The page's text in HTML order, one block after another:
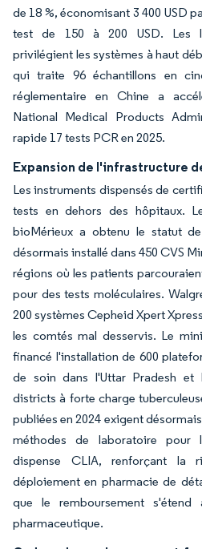
de 18 %, économisant 3 400 USD
test de 150 à 200 USD. Les
privilégient les systèmes à haut
qui traite 96 échantillons en
réglementaire en Chine a
National Medical Products
rapide 17 tests PCR en 2025.
Expansion de l'infrastructure
Les instruments dispensés de
tests en dehors des hôpitaux.
bioMérieux a obtenu le statut
désormais installé dans 450 CVS
régions où les patients
pour des tests moléculaires.
200 systèmes Cepheid Xpert
les comtés mal desservis. Le
financé l'installation de 600
de soin dans l'Uttar Pradesh et
districts à forte charge
publiées en 2024 exigent
méthodes de laboratoire pour
dispense CLIA, renforçant la
déploiement en pharmacie de
que le remboursement s'étend
pharmaceutique.